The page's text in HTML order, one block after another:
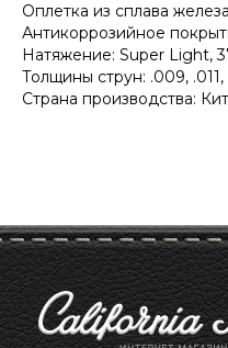
Оплетка из сплава
Антикоррозийное
Натяжение: Super Light,
Толщины струн: .009,
Страна производства: